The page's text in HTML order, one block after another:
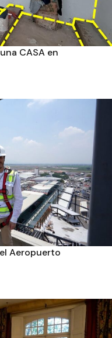
CASA en
Aeropuerto